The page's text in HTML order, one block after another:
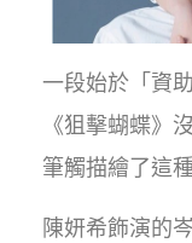
一段始於「資
《狙擊蝴蝶》
筆觸描繪了這
陳妍希飾演的